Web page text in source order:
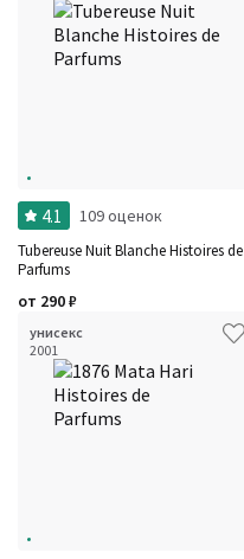
4.1 109 оценок
Tubereuse Nuit Blanche Histoires de
Parfums
от 290₽
унисекс
2001